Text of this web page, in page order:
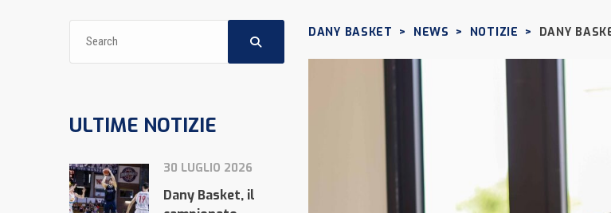
DANY BASKET > NEWS > NOTIZIE > DANY
ULTIME NOTIZIE
30 LUGLIO 2026
Dany Basket, il